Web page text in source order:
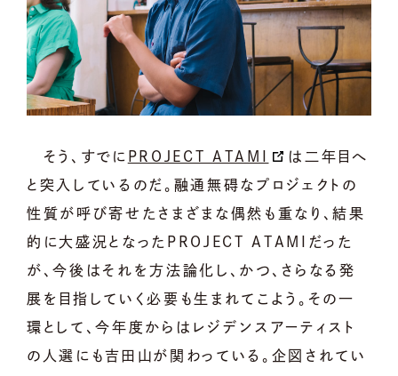
そう、すでに PROJECT ATAMI
は二年目へ
と突入しているのだ。融通無碍なプロジェクトの
性質が呼び寄せたさまざまな偶然も重なり、結果
的に大盛況となったPROJECT ATAMIだった
が、今後はそれを方法論化し、かつ、さらなる発
展を目指していく必要も生まれてこよう。その一
環として、今年度からはレジデンスアーティスト
の人選にも吉田山が関わっている。企図されてい